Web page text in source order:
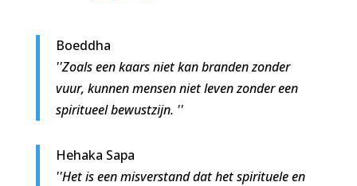
Boeddha
''Zoals een kaars niet kan branden zonder
vuur, kunnen mensen niet leven zonder een
spiritueel bewustzijn. ''
Hehaka Sapa
''Het is een misverstand dat het spirituele en